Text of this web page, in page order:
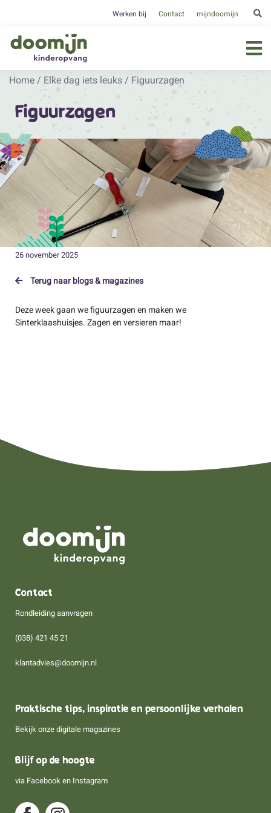
Werken bij Contact mijndoomijn
Home / Elke dag iets leuks / Figuurzagen
Figuurzagen
26 november 2025
Terug naar blogs & magazines
Deze week gaan we figuurzagen en maken we
Sinterklaashuisjes. Zagen en versieren maar!
Contact
Rondleiding aanvragen
(038) 421 45 21
klantadvies@doomijn.nl
Praktische tips, inspiratie en persoonlijke verhalen
Bekijk onze digitale magazines
Blijf op de hoogte
via Facebook en Instagram